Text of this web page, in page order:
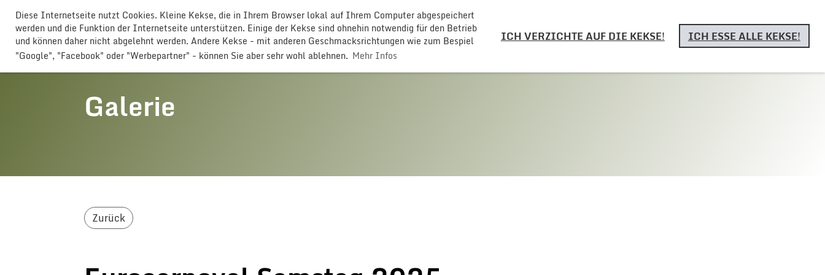
Diese Internetseite nutzt Cookies. Kleine Kekse, die in Ihrem Browser lokal auf Ihrem Computer abgespeichert
werden und die Funktion der Internetseite unterstützen. Einige der Kekse sind ohnehin notwendig für den Betrieb
und können daher nicht abgelehnt werden. Andere Kekse - mit anderen Geschmacksrichtungen wie zum Bespiel
"Google", "Facebook" oder "Werbepartner" - können Sie aber sehr wohl ablehnen. Mehr Infos
ICH VERZICHTE AUF DIE KEKSE! ICH ESSE ALLE KEKSE!
GLOGGERESCHRÄNZER BUTTISHOLZ
Galerie
Zurück